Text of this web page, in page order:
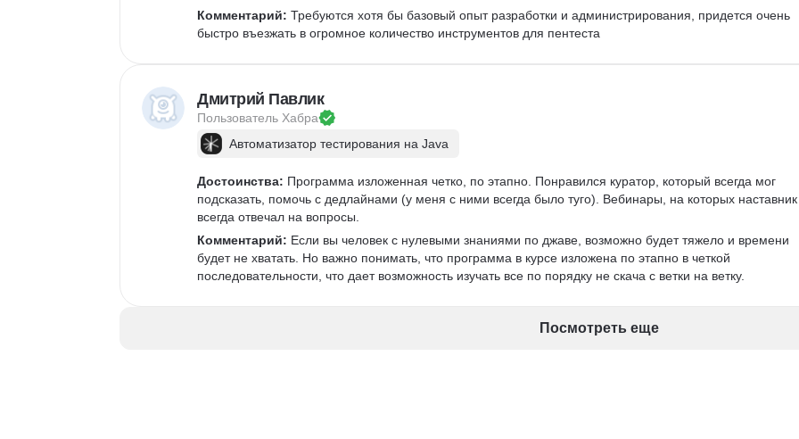
Комментарий: Требуются хотя бы базовый опыт разработки и администрирования, придется очень
быстро въезжать в огромное количество инструментов для пентеста
Дмитрий Павлик
Пользователь Хабра
Автоматизатор тестирования на Java
Достоинства: Программа изложенная четко, по этапно. Понравился куратор, который всегда мог
подсказать, помочь с дедлайнами (у меня с ними всегда было туго). Вебинары, на которых
всегда отвечал на вопросы.
Комментарий: Если вы человек с нулевыми знаниями по джаве, возможно будет тяжело и времени
будет не хватать. Но важно понимать, что программа в курсе изложена по этапно в четкой
последовательности, что дает возможность изучать все по порядку не скача с ветки на ветку.
Посмотреть еще